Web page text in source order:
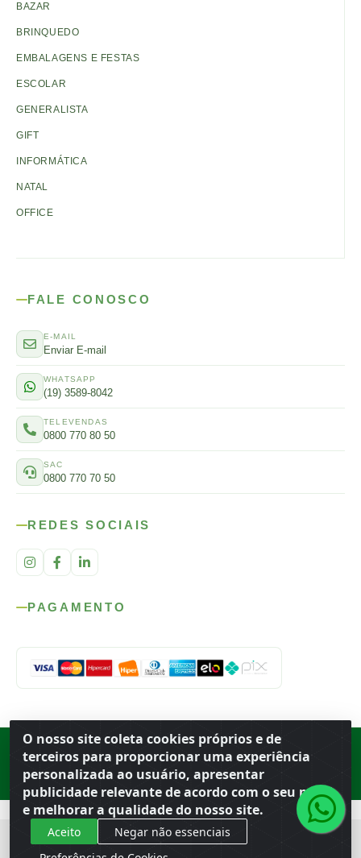
O nosso site coleta cookies próprios e de
terceiros para proporcionar uma experiência
personalizada ao usuário, apresentar
publicidade relevante de acordo com o seu perfil
e melhorar a qualidade do nosso site.
Aceito
Negar não essenciais
BAZAR
BRINQUEDO
EMBALAGENS E FESTAS
ESCOLAR
GENERALISTA
GIFT
INFORMÁTICA
NATAL
OFFICE
FALE CONOSCO
E-MAIL
Enviar E-mail
WHATSAPP
(19) 3589-8042
TELEVENDAS
0800 770 80 50
SAC
0800 770 70 50
REDES SOCIAIS
PAGAMENTO
Rod. SP-215, s/n, km 98 — Área Rural Porto Ferreira ·BR
· CEP
· CNPJ 56.679.863/0001-91
© 2026 Atacado Ideal